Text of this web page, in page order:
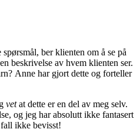
ber klienten om å se på
beskrivelse av hvem klienten ser.
Anne har gjort dette og forteller
vetat dette er en del av meg selv.
og jeg har absolutt ikke fantasert
ikke bevisst!